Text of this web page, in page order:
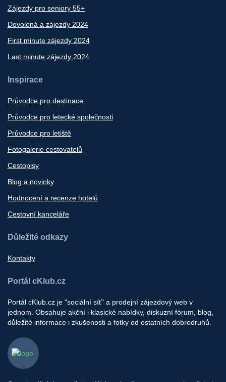
Zájezdy pro seniory 55+
Dovolená a zájezdy 2024
First minute zájezdy 2024
Last minute zájezdy 2024
Inspirace
Průvodce pro destinace
Průvodce pro letecké společnosti
Průvodce pro letiště
Fotogalerie cestovatelů
Cestopisy
Blog a novinky
Hodnocení a recenze hotelů
Cestovní kanceláře
Důležité odkazy
Kontakty
Portál cKlub.cz
Portál cKlub.cz je "sociální síť" a prodejní zájezdový web v
jednom. Obsahuje akční i klasické nabídky, diskuzní fórum, blog,
důležité informace i zkušenosti a fotky od ostatních dobrodruhů.